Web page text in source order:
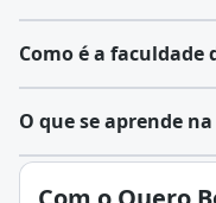
Como é a faculdade
O que se aprende